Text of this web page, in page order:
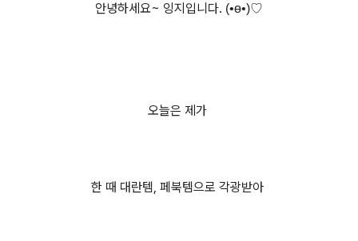
안녕하세요~ 잉지입니다. (•ө•)♡
오늘은 제가
한 때 대란템, 페북템으로 각광받아